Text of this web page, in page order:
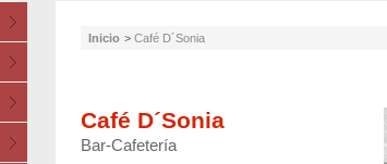
Inicio > Café D´Sonia
Café D´Sonia
Bar-Cafetería